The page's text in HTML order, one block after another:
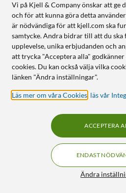
Nedis
Utomhuskamera med 4G
och solceller
1 990:-
Full HD-upplösning
Rörelsesensor, motor och
Inbyggd solpanel och batteri
Vi på Kjell & Company önskar att ge
och för att kunna göra detta
är nödvändiga för att kjell.com ska
samtycke. Andra bidrar till att du ska
upplevelse, unika erbjudanden och
att trycka "Acceptera alla" godkänner
cookies. Du kan också välja vilka
länken "Ändra inställningar".
Läs mer om våra Cookies läs vår
Ändra
ENDAST
ACCEPTERA